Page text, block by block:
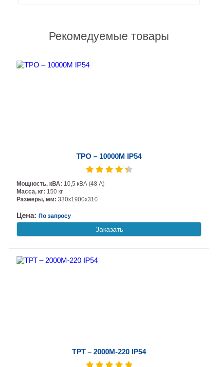
Рекомедуемые товары
ТРО – 10000М IP54
Мощность, кВА: 10,5 кВА (48 А)
Масса, кг: 150 кг
Размеры, мм:330х1900х310
Цена:По запросу
Заказать
ТРТ – 2000М-220 IP54